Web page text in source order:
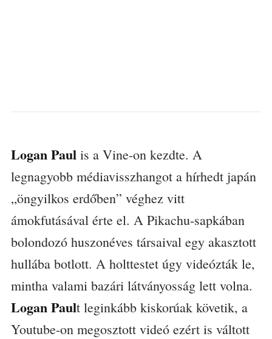
Logan Paulis a Vine-on kezdte. A
legnagyobb médiavisszhangot a hírhedt japán
„öngyilkos erdőben” véghez vitt
ámokfutásával érte el. A Pikachu-sapkában
bolondozó huszonéves társaival egy akasztott
hullába botlott. A holttestet úgy videózták le,
mintha valami bazári látványosság lett volna.
Logan Pault leginkább kiskorúak követik, a
Youtube-on megosztott videó ezért is váltott